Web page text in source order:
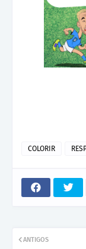
COLORIR
ANTIGOS